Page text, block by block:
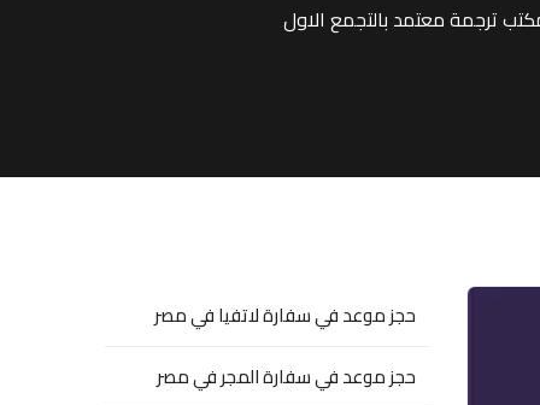
ترجمة معتمد بالتجمع الاول
حجز موعد في سفارة لاتفيا في مصر
حجز موعد في سفارة المجر في مصر